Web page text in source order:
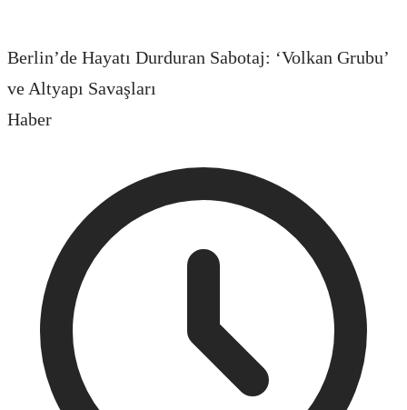
Berlin’de Hayatı Durduran Sabotaj: ‘Volkan Grubu’
ve Altyapı Savaşları
Haber